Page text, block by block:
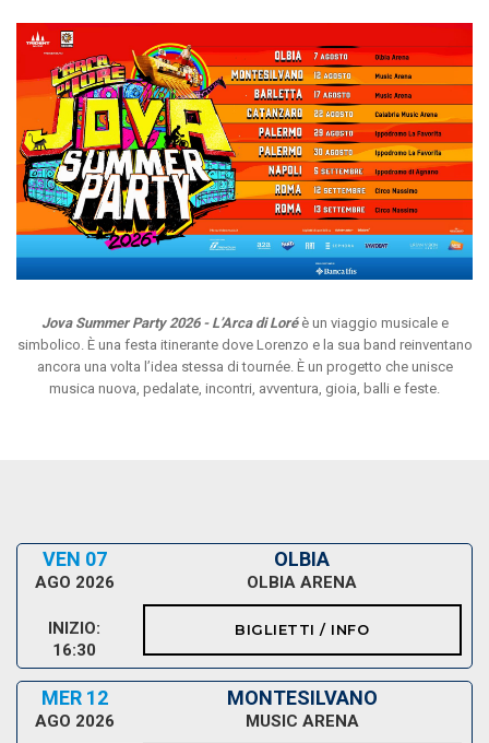
Jova Summer Party 2026 - L’Arca di Loré è un viaggio musicale e
simbolico. È una festa itinerante dove Lorenzo e la sua band reinventano
ancora una volta l’idea stessa di tournée. È un progetto che unisce
musica nuova, pedalate, incontri, avventura, gioia, balli e feste.
VEN 07
AGO 2026
OLBIA
OLBIA ARENA
INIZIO:
16:30
BIGLIETTI / INFO
MER 12
AGO 2026
MONTESILVANO
MUSIC ARENA